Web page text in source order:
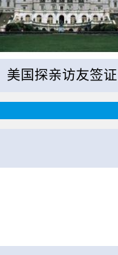
美国探亲访友签证